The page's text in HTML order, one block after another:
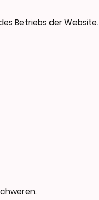
Betriebs der Website.